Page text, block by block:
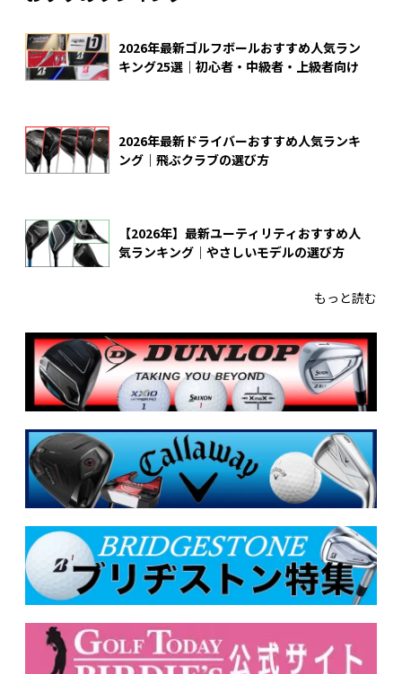
2026年最新ゴルフボールおすすめ人気ラン
キング25選｜初心者・中級者・上級者向け
2026年最新ドライバーおすすめ人気ランキ
ング｜飛ぶクラブの選び方
【2026年】最新ユーティリティおすすめ人
気ランキング｜やさしいモデルの選び方
もっと読む